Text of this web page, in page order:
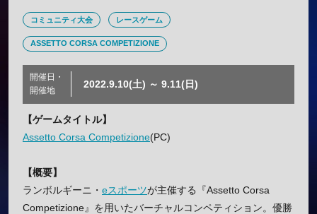
コミュニティ大会 レースゲーム
ASSETTO CORSA COMPETIZIONE
開催日・
開催地
2022.9.10(土) ～ 9.11(日)
【ゲームタイトル】
Assetto Corsa Competizione(PC)
【概要】
ランボルギーニ・ eスポーツが主催する『Assetto Corsa
Competizione』を用いたバーチャルコンペティション。優勝